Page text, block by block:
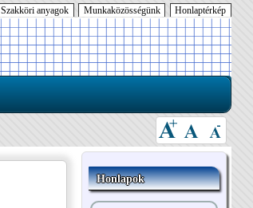
Honlaptérkép
Munkaközösségünk
Szakköri anyagok
Honlapok